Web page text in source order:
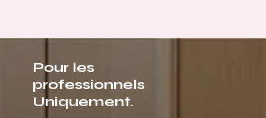
Pour les
professionnels
Uniquement.